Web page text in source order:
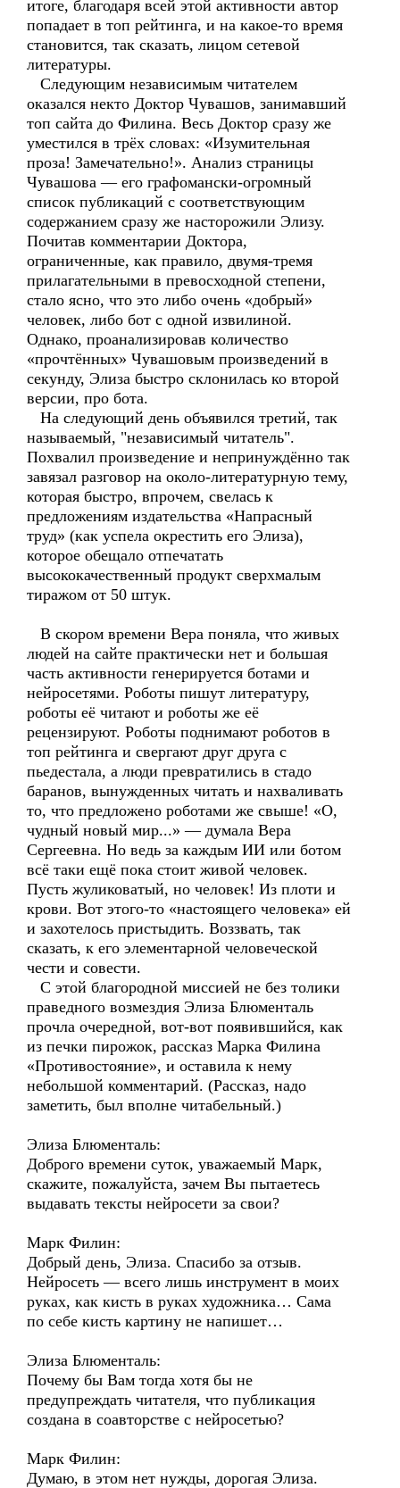
итоге, благодаря всей этой активности автор
попадает в топ рейтинга, и на какое-то время
становится, так сказать, лицом сетевой
литературы.
Следующим независимым читателем
оказался некто Доктор Чувашов, занимавший
топ сайта до Филина. Весь Доктор сразу же
уместился в трёх словах: «Изумительная
проза! Замечательно!». Анализ страницы
Чувашова — его графомански-огромный
список публикаций с соответствующим
содержанием сразу же насторожили Элизу.
Почитав комментарии Доктора,
ограниченные, как правило, двумя-тремя
прилагательными в превосходной степени,
стало ясно, что это либо очень «добрый»
человек, либо бот с одной извилиной.
Однако, проанализировав количество
«прочтённых» Чувашовым произведений в
секунду, Элиза быстро склонилась ко второй
версии, про бота.
На следующий день объявился третий, так
называемый, "независимый читатель".
Похвалил произведение и непринуждённо так
завязал разговор на около-литературную тему,
которая быстро, впрочем, свелась к
предложениям издательства «Напрасный
труд» (как успела окрестить его Элиза),
которое обещало отпечатать
высококачественный продукт сверхмалым
тиражом от 50 штук.
В скором времени Вера поняла, что живых
людей на сайте практически нет и большая
часть активности генерируется ботами и
нейросетями. Роботы пишут литературу,
роботы её читают и роботы же её
рецензируют. Роботы поднимают роботов в
топ рейтинга и свергают друг друга с
пьедестала, а люди превратились в стадо
баранов, вынужденных читать и нахваливать
то, что предложено роботами же свыше! «О,
чудный новый мир...» — думала Вера
Сергеевна. Но ведь за каждым ИИ или ботом
всё таки ещё пока стоит живой человек.
Пусть жуликоватый, но человек! Из плоти и
крови. Вот этого-то «настоящего человека» ей
и захотелось пристыдить. Воззвать, так
сказать, к его элементарной человеческой
чести и совести.
С этой благородной миссией не без толики
праведного возмездия Элиза Блюменталь
прочла очередной, вот-вот появившийся, как
из печки пирожок, рассказ Марка Филина
«Противостояние», и оставила к нему
небольшой комментарий. (Рассказ, надо
заметить, был вполне читабельный.)
Элиза Блюменталь:
Доброго времени суток, уважаемый Марк,
скажите, пожалуйста, зачем Вы пытаетесь
выдавать тексты нейросети за свои?
Марк Филин:
Добрый день, Элиза. Спасибо за отзыв.
Нейросеть — всего лишь инструмент в моих
руках, как кисть в руках художника… Сама
по себе кисть картину не напишет…
Элиза Блюменталь:
Почему бы Вам тогда хотя бы не
предупреждать читателя, что публикация
создана в соавторстве с нейросетью?
Марк Филин:
Думаю, в этом нет нужды, дорогая Элиза.